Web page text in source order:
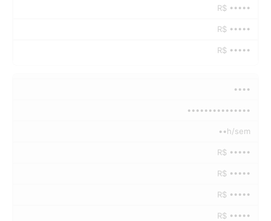
R$ •••••
R$ •••••
R$ •••••
••••
•••••••••••••••
••h/sem
R$ •••••
R$ •••••
R$ •••••
R$ •••••